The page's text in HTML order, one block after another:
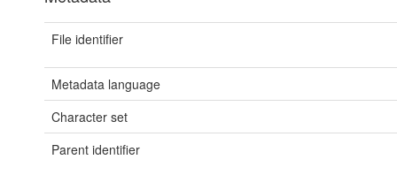
File identifier
Metadata language
Character set
Parent identifier